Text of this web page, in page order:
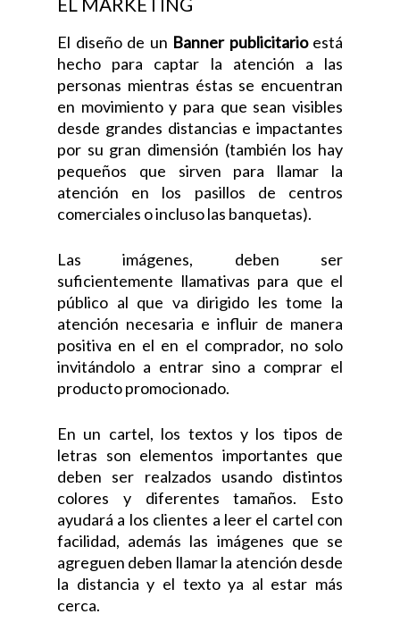
El diseño de un Banner publicitarioestá
hecho para captar la atención a las
personas mientras éstas se encuentran
en movimiento y para que sean visibles
desde grandes distancias e impactantes
por su gran dimensión (también los hay
pequeños que sirven para llamar la
atención en los pasillos de centros
comerciales o incluso las banquetas).
Las imágenes, deben ser
suficientemente llamativas para que el
público al que va dirigido les tome la
atención necesaria e influir de manera
positiva en el en el comprador, no solo
invitándolo a entrar sino a comprar el
producto promocionado.
En un cartel, los textos y los tipos de
letras son elementos importantes que
deben ser realzados usando distintos
colores y diferentes tamaños. Esto
ayudará a los clientes a leer el cartel con
facilidad, además las imágenes que se
agreguen deben llamar la atención desde
la distancia y el texto ya al estar más
cerca.